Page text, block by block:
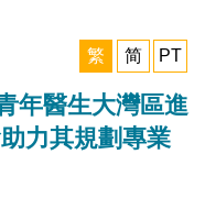
繁
简 PT
年醫生大灣區進
力其規劃專業